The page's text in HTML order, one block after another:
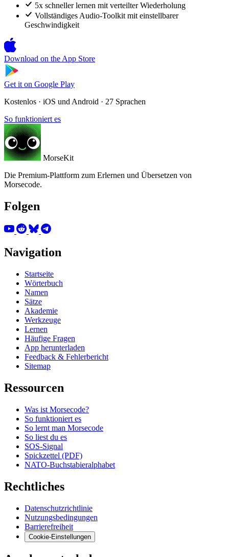
5x schneller lernen mit verteilter Wiederholung
Vollständiges Audio-Toolkit mit einstellbarer
Geschwindigkeit
Download on the App Store
Get it on Google Play
Kostenlos · iOS und Android · 27 Sprachen
So funktioniert es
MorseKit
Die Premium-Plattform zum Erlernen und Übersetzen von
Morsecode.
Folgen
Navigation
Startseite
Wörterbuch
Namen
Sätze
Akademie
Werkzeuge
Lernen
Häufige Fragen
App herunterladen
Feedback & Fehlerbericht
Sitemap
Ressourcen
Was ist Morsecode?
So funktioniert es
So lernt man Morsecode
So liest du es
SOS-Signal
Spickzettel (PDF)
NATO-Buchstabieralphabet
Rechtliches
Datenschutzrichtlinie
Nutzungsbedingungen
Barrierefreiheit
Cookie-Einstellungen